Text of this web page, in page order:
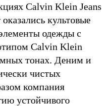
Calvin Klein Jeans
культовые
одежды с
Calvin Klein
тонах. Деним и
чистых
компания
устойчивого